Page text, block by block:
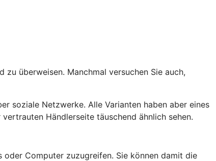
überweisen. Manchmal versuchen Sie auch,
soziale Netzwerke. Alle Varianten haben aber eines
Händlerseite täuschend ähnlich sehen.
oder Computer zuzugreifen. Sie können damit die